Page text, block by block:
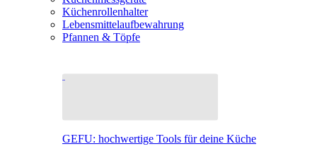
Küchenrollenhalter
Lebensmittelaufbewahrung
Pfannen & Töpfe
GEFU: hochwertige Tools für deine Küche